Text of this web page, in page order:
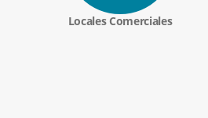
Locales Comerciales